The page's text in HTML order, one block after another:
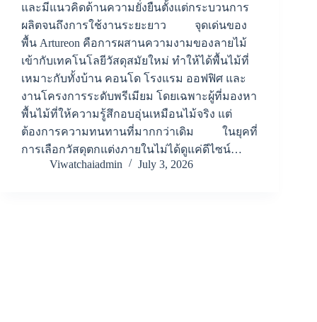
และมีแนวคิดด้านความยั่งยืนตั้งแต่กระบวนการ
ผลิตจนถึงการใช้งานระยะยาว จุดเด่นของ
พื้น Artureon คือการผสานความงามของลายไม้
เข้ากับเทคโนโลยีวัสดุสมัยใหม่ ทำให้ได้พื้นไม้ที่
เหมาะกับทั้งบ้าน คอนโด โรงแรม ออฟฟิศ และ
งานโครงการระดับพรีเมียม โดยเฉพาะผู้ที่มองหา
พื้นไม้ที่ให้ความรู้สึกอบอุ่นเหมือนไม้จริง แต่
ต้องการความทนทานที่มากกว่าเดิม ในยุคที่
การเลือกวัสดุตกแต่งภายในไม่ได้ดูแค่ดีไซน์…
Viwatchaiadmin
July 3, 2026